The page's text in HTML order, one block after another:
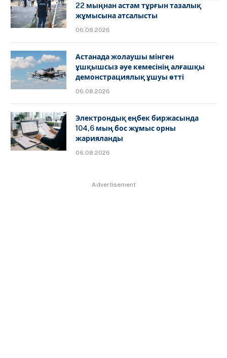
22 мыңнан астам тұрғын тазалық
жұмысына атсалысты
06.08.2026
Астанада жолаушы мінген
ұшқышсыз әуе кемесінің алғашқы
демонстрациялық ұшуы өтті
06.08.2026
Электрондық еңбек биржасында
104,6 мың бос жұмыс орны
жарияланды
06.08.2026
Advertisement